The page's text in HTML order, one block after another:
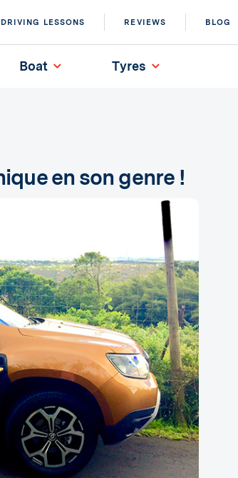
DRIVING LESSONS REVIEWS BLOG
Boat Tyres
en son genre !